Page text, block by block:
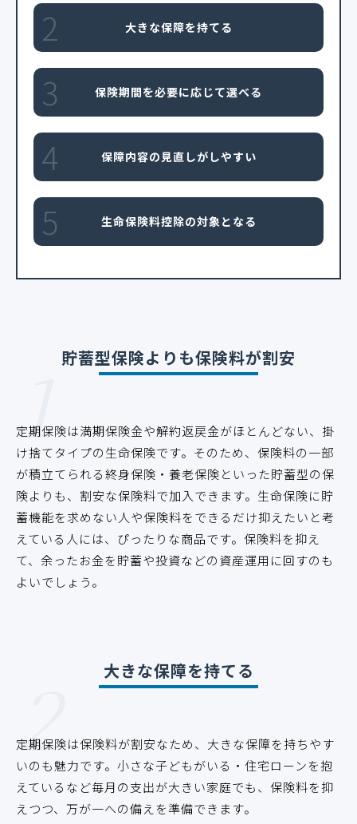
2 大きな保障を持てる
3 保険期間を必要に応じて選べる
4 保障内容の見直しがしやすい
5 生命保険料控除の対象となる
1 貯蓄型保険よりも保険料が割安
定期保険は満期保険金や解約返戻金がほとんどない、掛
け捨てタイプの生命保険です。そのため、保険料の一部
が積立てられる終身保険・養老保険といった貯蓄型の保
険よりも、割安な保険料で加入できます。生命保険に貯
蓄機能を求めない人や保険料をできるだけ抑えたいと考
えている人には、ぴったりな商品です。保険料を抑え
て、余ったお金を貯蓄や投資などの資産運用に回すのも
よいでしょう。
2 大きな保障を持てる
定期保険は保険料が割安なため、大きな保障を持ちやす
いのも魅力です。小さな子どもがいる・住宅ローンを抱
えているなど毎月の支出が大きい家庭でも、保険料を抑
えつつ、万が一への備えを準備できます。